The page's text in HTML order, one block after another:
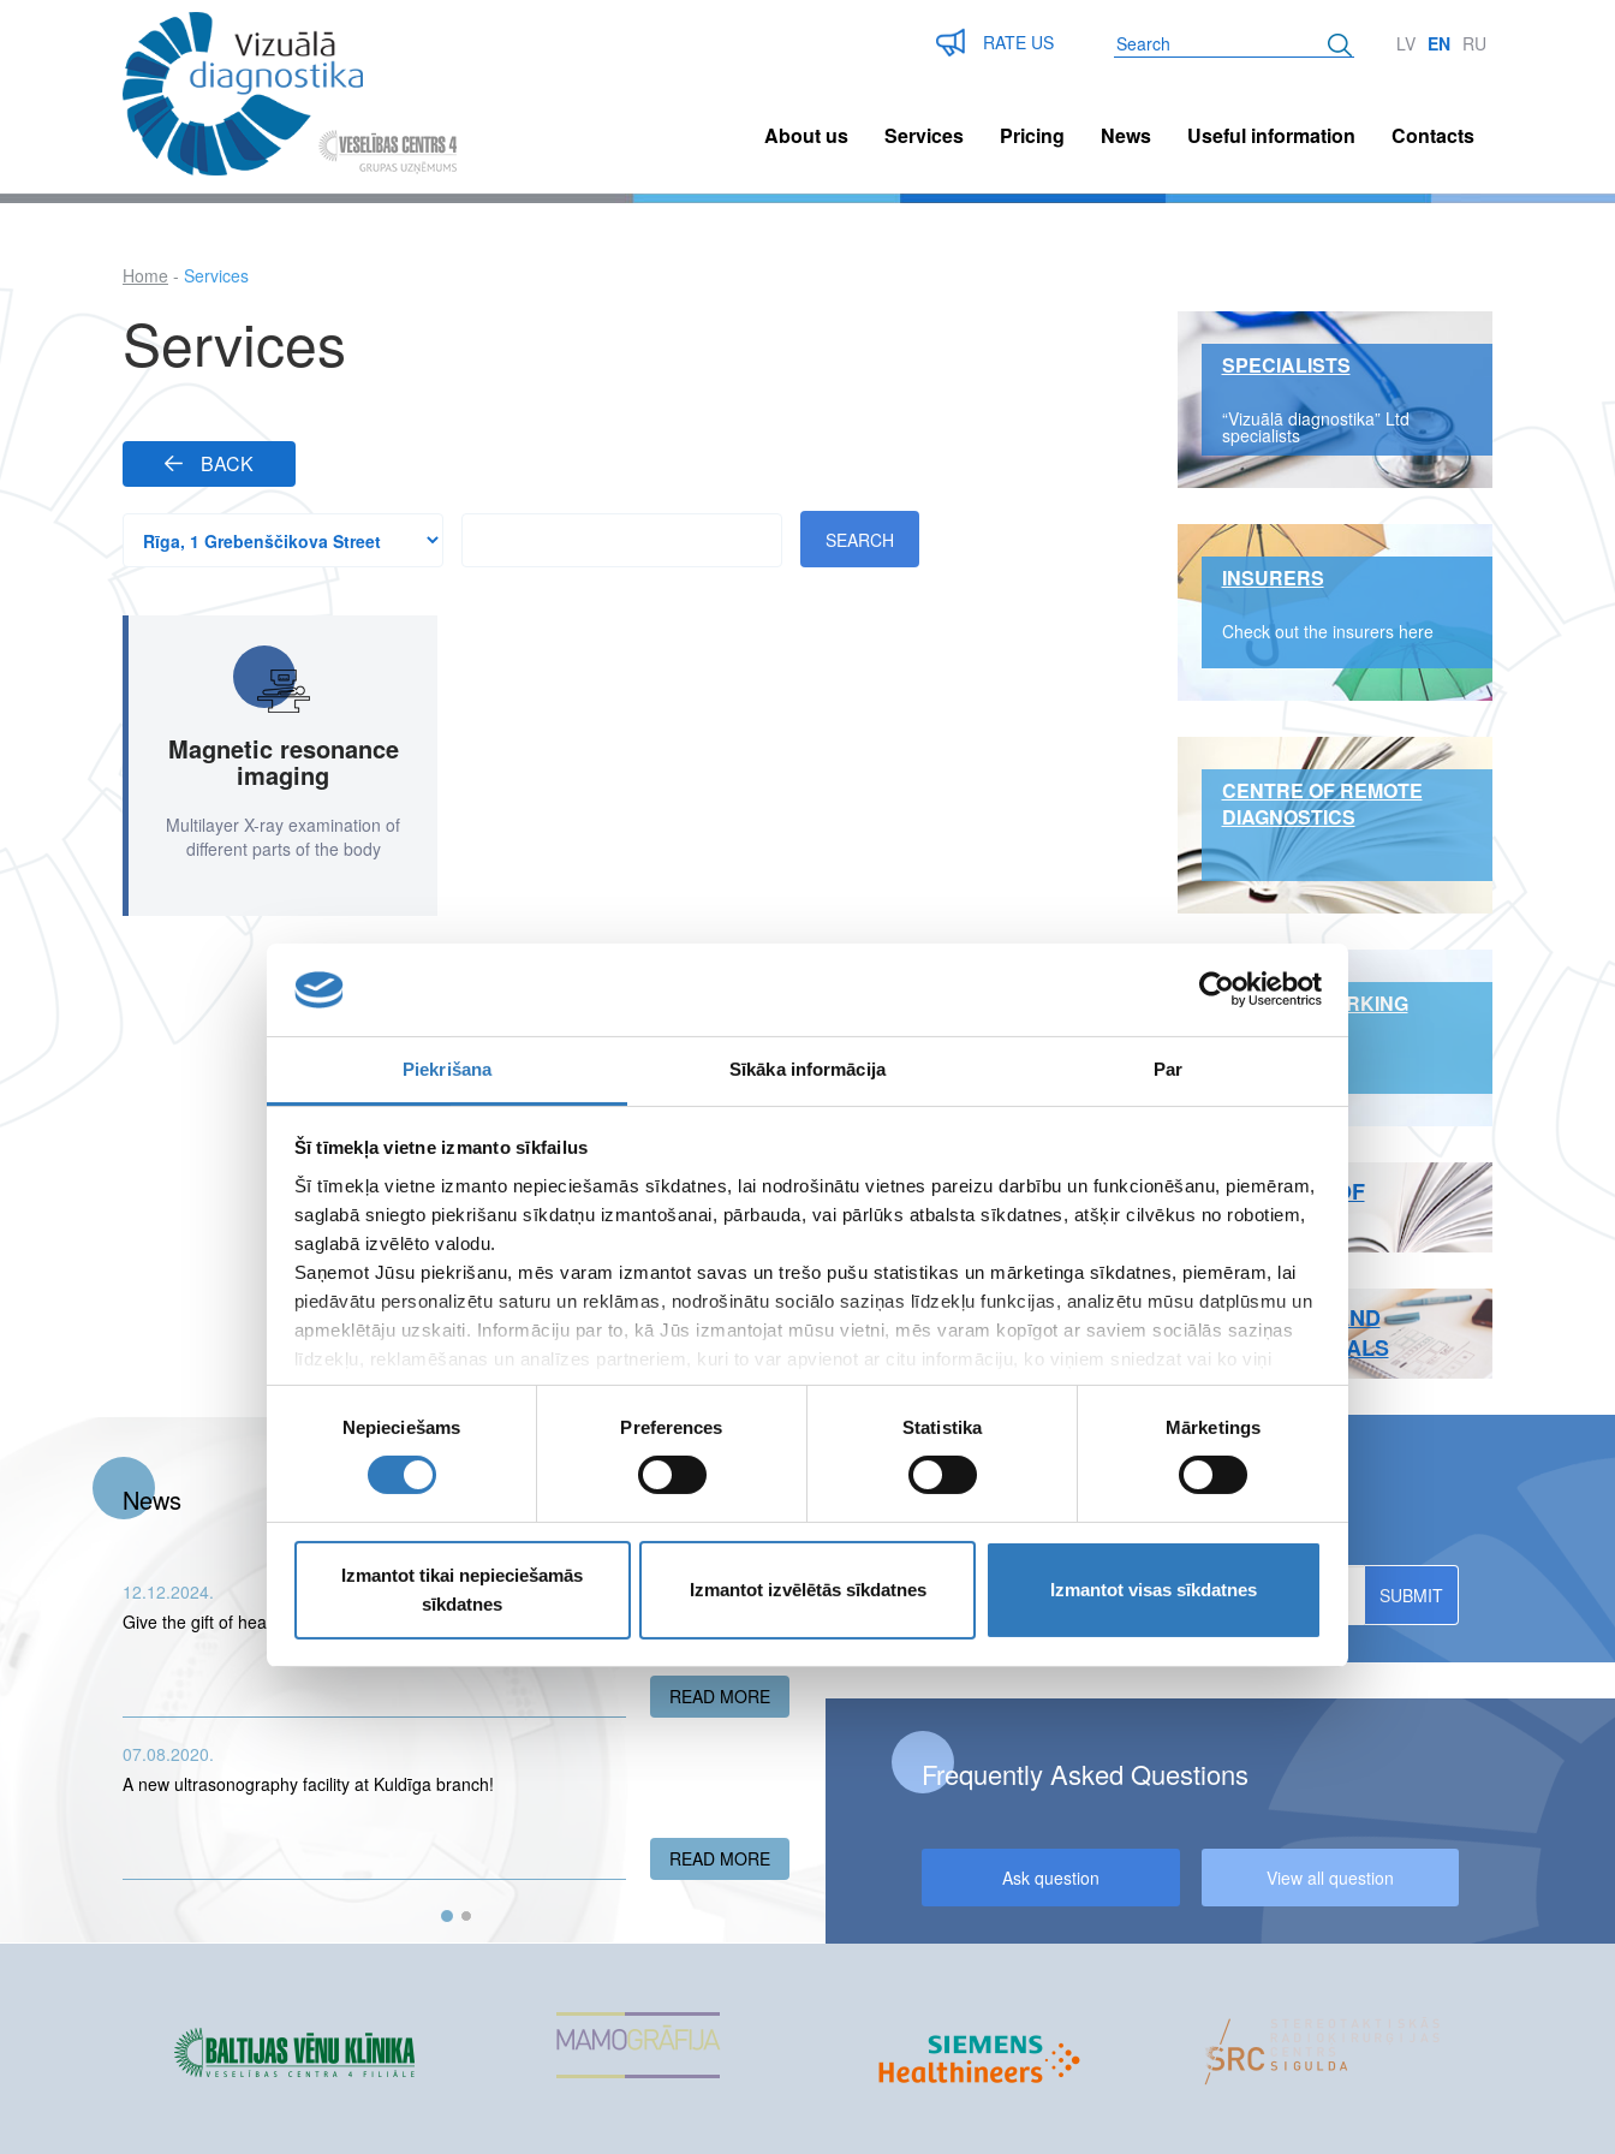
Piekrišana Sīkāka informācija Par
Šī tīmekļa vietne izmanto sīkfailus
Šī tīmekļa vietne izmanto nepieciešamās sīkdatnes, lai nodrošinātu vietnes pareizu darbību un funkcionēšanu, piemēram,
saglabā sniegto piekrišanu sīkdatņu izmantošanai, pārbauda, vai pārlūks atbalsta sīkdatnes, atšķir cilvēkus no robotiem,
saglabā izvēlēto valodu.
Saņemot Jūsu piekrišanu, mēs varam izmantot savas un trešo pušu statistikas un mārketinga sīkdatnes, piemēram, lai
piedāvātu personalizētu saturu un reklāmas, nodrošinātu sociālo saziņas līdzekļu funkcijas, analizētu mūsu datplūsmu un
apmeklētāju uzskaiti. Informāciju par to, kā Jūs izmantojat mūsu vietni, mēs varam kopīgot ar saviem sociālās saziņas
līdzekļu, reklamēšanas un analīzes partneriem, kuri to var apvienot ar citu informāciju, ko viņiem sniedzat vai ko viņi
apkopo, kad lietojat viņu pakalpojumus.
Nepieciešams Preferences Statistika Mārketings
Izmantot tikai nepieciešamās
sīkdatnes
Izmantot izvēlētās sīkdatnes Izmantot visas sīkdatnes
LV EN RU
Search
RATE US
navigation
About us Services Pricing News Useful information Contacts
Home Services
Services
BACK
branches
Magnetic resonance
imaging
Multilayer X-ray examination of
different parts of the body
SPECIALISTS
“Vizuālā diagnostika” Ltd
specialists
INSURERS
Check out the insurers here
CENTRE OF REMOTE
DIAGNOSTICS
BRANCH WORKING
HOURS
PAGE TERMS OF
USE
PROPERTIES AND
MEDIA MATERIALS
News
12.12.2024.
Give the gift of health!
READ MORE ABOUT GIVE THE GIFT OF HEALTH!
07.08.2020.
A new ultrasonography facility at Kuldīga branch!
READ MORE ABOUT A NEW ULTRASONOGRAPHY FACILITY AT KULDĪGA BRANCH!
Apply for news!
mail
Frequently Asked Questions
Ask question View all question